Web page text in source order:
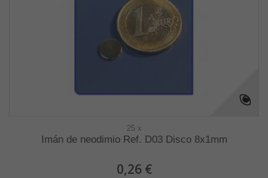
25 x
Imán de neodimio Ref. D03 Disco 8x1mm
0,26 €